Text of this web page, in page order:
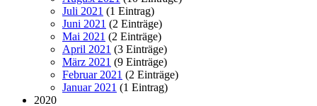
Juli 2021 (1 Eintrag)
Juni 2021 (2 Einträge)
Mai 2021 (2 Einträge)
April 2021 (3 Einträge)
März 2021 (9 Einträge)
Februar 2021 (2 Einträge)
Januar 2021 (1 Eintrag)
2020